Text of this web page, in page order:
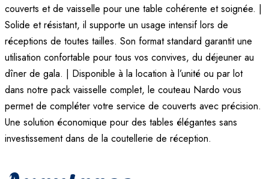
couverts et de vaisselle pour une table cohérente et soignée. |
Solide et résistant, il supporte un usage intensif lors de
réceptions de toutes tailles. Son format standard garantit une
utilisation confortable pour tous vos convives, du déjeuner au
dîner de gala. | Disponible à la location à l’unité ou par lot
dans notre pack vaisselle complet, le couteau Nardo vous
permet de compléter votre service de couverts avec précision.
Une solution économique pour des tables élégantes sans
investissement dans de la coutellerie de réception.